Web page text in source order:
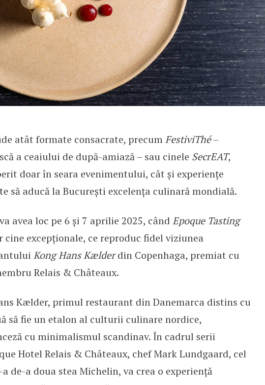
atât formate consacrate, precumFestiviThé–
a ceaiului de după-amiază – sau cinele SecrEAT,
doar în seara evenimentului, cât și experiențe
să aducă la București excelența culinară mondială.
avea loc pe 6 și 7 aprilie 2025, când Epoque Tasting
cine excepționale, ce reproduc fidel viziunea
Kong Hans Kælderdin Copenhaga, premiat cu
Relais & Châteaux.
Kælder, primul restaurant din Danemarca distins cu
să fie un etalon al culturii culinare nordice,
cu minimalismul scandinav. În cadrul serii
Hotel Relais & Châteaux, chef Mark Lundgaard, cel
de-a doua stea Michelin, va crea o experiență